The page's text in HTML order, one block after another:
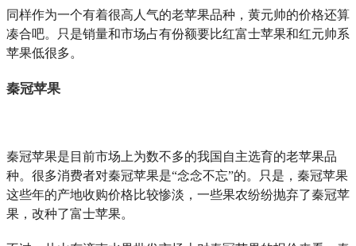
同样作为一个有着很高人气的老苹果品种，黄元帅的价格还算
凑合吧。只是销量和市场占有份额要比红富士苹果和红元帅系
苹果低很多。
秦冠苹果
秦冠苹果是目前市场上为数不多的我国自主选育的老苹果品
种。很多消费者对秦冠苹果是“念念不忘”的。只是，秦冠苹果
这些年的产地收购价格比较惨淡，一些果农纷纷抛弃了秦冠苹
果，改种了富士苹果。